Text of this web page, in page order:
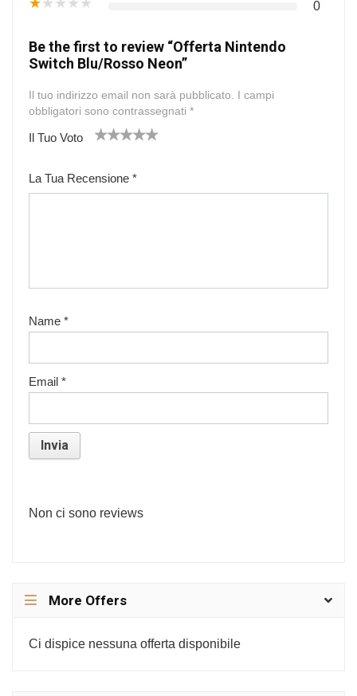
★★ ★ ★ ★ 0
Be the first to review “Offerta Nintendo
Switch Blu/Rosso Neon”
Il tuo indirizzo email non sarà pubblicato.
I campi
obbligatori sono contrassegnati *
Il Tuo Voto
La Tua Recensione *
Name *
Email *
Non ci sono reviews
More Offers
Ci dispice nessuna offerta disponibile